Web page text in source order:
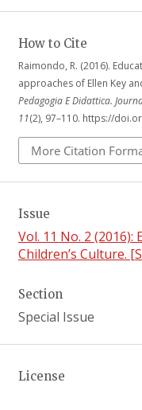
How to Cite
Raimondo, R. (2016).
approaches of Ellen Key
Pedagogia E Didattica.
11(2), 97–110. https://
More Citation
Issue
Vol. 11 No. 2
Children’s Culture.
Section
Special Issue
License